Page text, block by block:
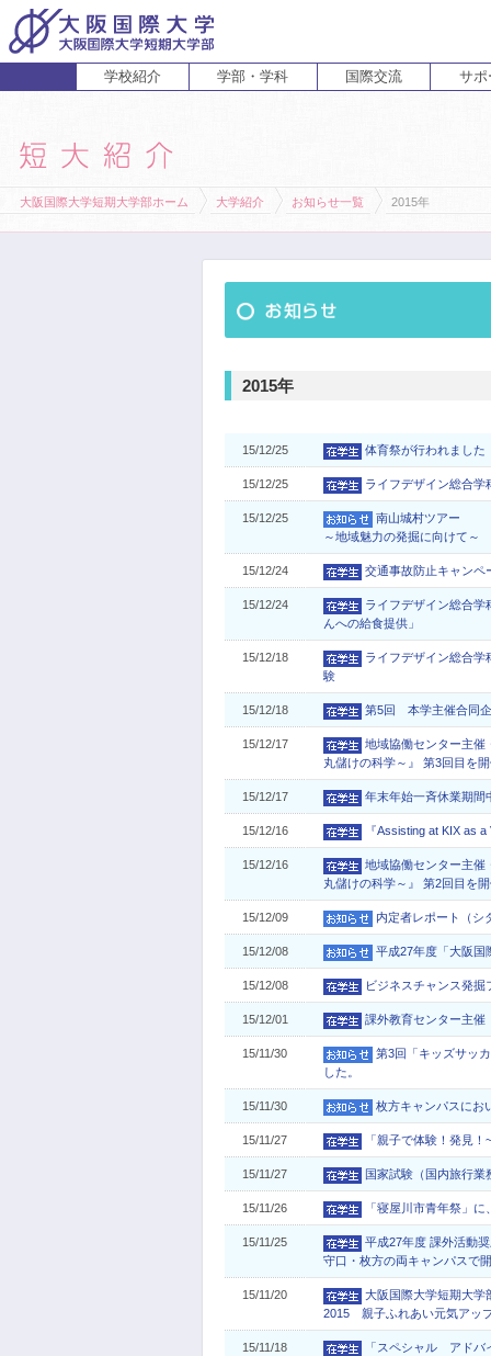
学校紹介 学部・学科
経営学科
国際交流 サポ
大阪国際大学短期大学部ホーム 大学紹介 お知らせ一覧 2015年
2015年
15/12/25 体育祭が行われました
15/12/25 ライフデザイン総合学
15/12/25
南山城村ツアー
～地域魅力の発掘に向けて～
15/12/24 交通事故防止キャンペ
15/12/24
ライフデザイン総合学
んへの給食提供」
15/12/18
ライフデザイン総合学
験
15/12/18 第5回 本学主催合同
15/12/17
地域協働センター主催
丸儲けの科学～』 第3回目を
15/12/17 年末年始一斉休業期間
15/12/16 『Assisting at KIX as
15/12/16
地域協働センター主催
丸儲けの科学～』 第2回目を
15/12/09 内定者レポート（シ
15/12/08 平成27年度「大阪国
15/12/08 ビジネスチャンス発
15/12/01 課外教育センター主催
15/11/30
第3回「キッズサッ
した。
15/11/30 枚方キャンパスにお
15/11/27 「親子で体験！発見
15/11/27 国家試験（国内旅行
15/11/26 「寝屋川市青年祭」
15/11/25
平成27年度 課外活動
守口・枚方の両キャンパスで
15/11/20
大阪国際大学短期大学
2015 親子ふれあい元気アッ
15/11/18 「スペシャル アド